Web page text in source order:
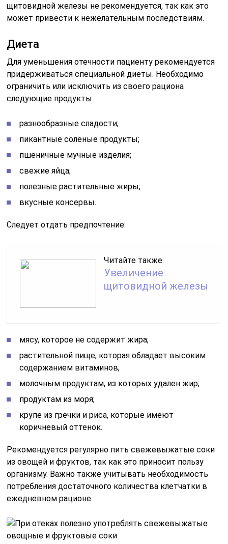
щитовидной железы не рекомендуется, так как это
может привести к нежелательным последствиям.
Диета
Для уменьшения отечности пациенту рекомендуется
придерживаться специальной диеты. Необходимо
ограничить или исключить из своего рациона
следующие продукты:
разнообразные сладости;
пикантные соленые продукты;
пшеничные мучные изделия;
свежие яйца;
полезные растительные жиры;
вкусные консервы.
Следует отдать предпочтение:
Читайте также:
Увеличение
щитовидной железы
мясу, которое не содержит жира;
растительной пище, которая обладает высоким
содержанием витаминов;
молочным продуктам, из которых удален жир;
продуктам из моря;
крупе из гречки и риса, которые имеют
коричневый оттенок.
Рекомендуется регулярно пить свежевыжатые соки
из овощей и фруктов, так как это приносит пользу
организму. Важно также учитывать необходимость
потребления достаточного количества клетчатки в
ежедневном рационе.